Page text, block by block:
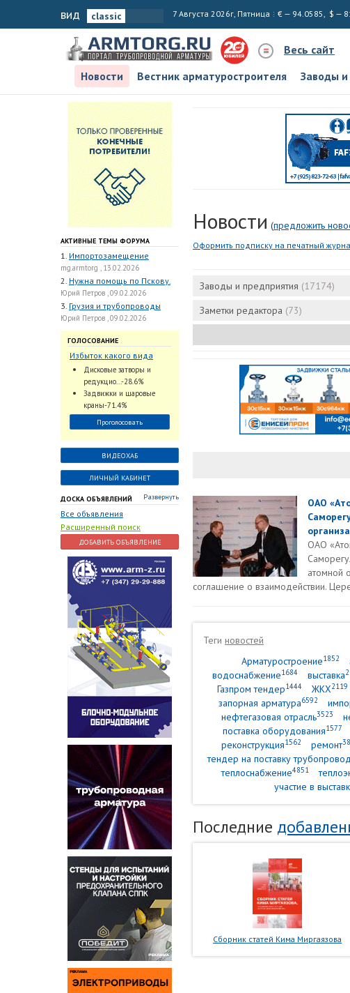
вид 7 Августа 2026г, Пятница € — 94.0585, $ —
Весь сайт
Новости
Вестник арматуростроителя Заводы
АКТИВНЫЕ ТЕМЫ ФОРУМА
1. Импортозамещение
mg.armtorg , 13.02.2026
2. Нужна помощь по Пскову.
Юрий Петров , 09.02.2026
3. Грузия и трубопроводы
Юрий Петров , 09.02.2026
ГОЛОСОВАНИЕ
Избыток какого вида
трубопроводной
арматуры наблюдается
на Российском рынке с
2024 по 2026 годы?
Дисковые затворы и
редукцио...-28.6%
Задвижки и шаровые
краны-71.4%
Проголосовать
ВИДЕОХАБ
ЛИЧНЫЙ КАБИНЕТ
ДОСКА ОБЪЯВЛЕНИЙ Развернуть
Все объявления
Расширенный поиск
ДОБАВИТЬ ОБЪЯВЛЕНИЕ
Новости (предложить
Оформить подписку на печатный
Заводы и предприятия (17174)
Заметки редактора (73)
ОАО
ОАО
атомной
соглашение о взаимодействии.
Теги новостей
Арматуростроение1852
водоснабжение1684 выставка
Газпром тендер1444 ЖКХ2119
запорная арматура6592
нефтегазовая отрасль3523
поставка оборудования1577
реконструкция1562 ремонт
тендер на поставку
теплоснабжение4851
участие в
Последние
Сборник статей Кима Миргаязова